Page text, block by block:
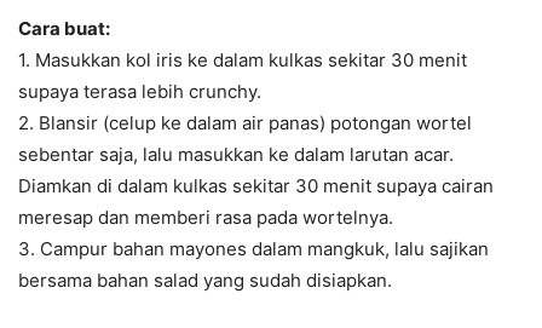
Cara buat:
1. Masukkan kol iris ke dalam kulkas sekitar 30 menit
supaya terasa lebih crunchy.
2. Blansir (celup ke dalam air panas) potongan wortel
sebentar saja, lalu masukkan ke dalam larutan acar.
Diamkan di dalam kulkas sekitar 30 menit supaya cairan
meresap dan memberi rasa pada wortelnya.
3. Campur bahan mayones dalam mangkuk, lalu sajikan
bersama bahan salad yang sudah disiapkan.